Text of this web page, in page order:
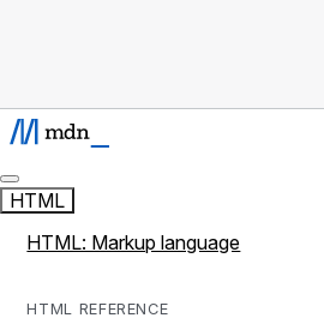
HTML
HTML: Markup language
HTML REFERENCE